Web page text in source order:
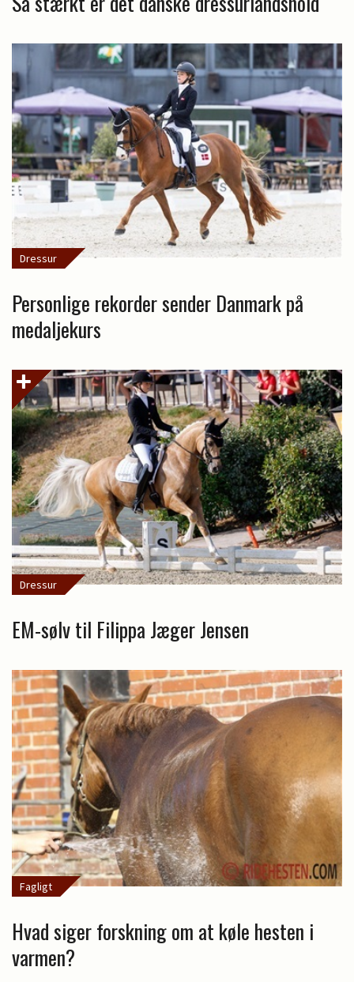
Dressur
Personlige rekorder sender Danmark på
medaljekurs
Dressur
EM-sølv til Filippa Jæger Jensen
Fagligt
Hvad siger forskning om at køle hesten i
varmen?